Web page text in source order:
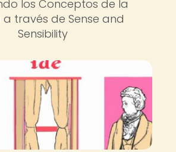
los Conceptos de la
a través de Sense and
Sensibility